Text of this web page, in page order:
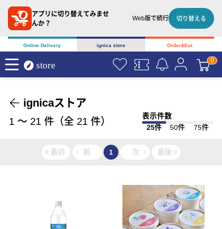
アプリに切り替えてみませ
んか？
Web版で続行 切り替える
Online Delivery ignica store Order&Eat
ignicaストア
1 〜 21 件（全 21 件）
表示件数
25件
50件 75件
最初 前 1 次 最後